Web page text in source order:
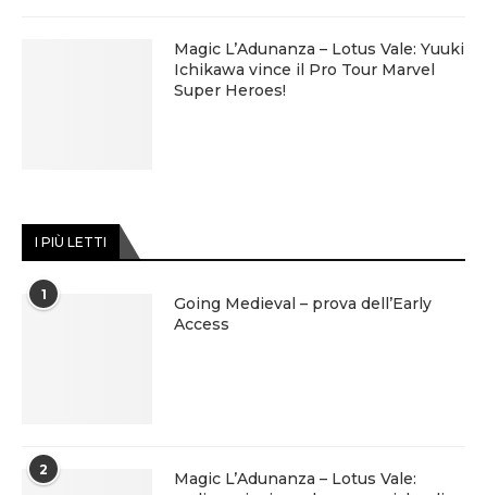
Magic L’Adunanza – Lotus Vale: Yuuki
Ichikawa vince il Pro Tour Marvel
Super Heroes!
I PIÙ LETTI
1
Going Medieval – prova dell’Early
Access
2
Magic L’Adunanza – Lotus Vale: